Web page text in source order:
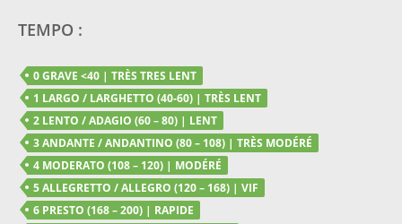
TEMPO :
0 GRAVE <40 | TRÈS TRES LENT
1 LARGO / LARGHETTO (40-60) | TRÈS LENT
2 LENTO / ADAGIO (60 – 80) | LENT
3 ANDANTE / ANDANTINO (80 – 108) | TRÈS MODÉRÉ
4 MODERATO (108 – 120) | MODÉRÉ
5 ALLEGRETTO / ALLEGRO (120 – 168) | VIF
6 PRESTO (168 – 200) | RAPIDE